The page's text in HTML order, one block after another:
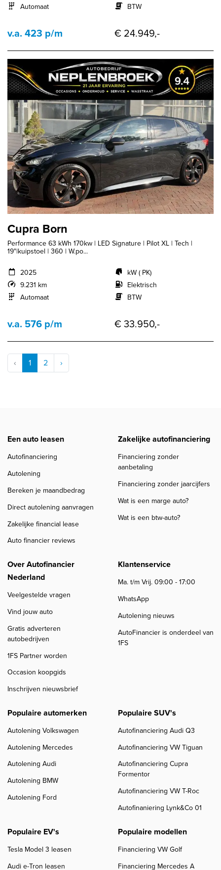
Automaat
BTW
v.a. 423 p/m € 24.949,-
Cupra Born
Performance 63 kWh 170kw | LED Signature | Pilot XL | Tech |
19"|kuipstoel | 360 | W.po...
2025
9.231 km
Automaat
kW ( PK)
Elektrisch
BTW
v.a. 576 p/m € 33.950,-
‹ 1 2 ›
Een auto leasen
Autofinanciering
Autolening
Bereken je maandbedrag
Direct autolening aanvragen
Zakelijke financial lease
Auto financier reviews
Zakelijke autofinanciering
Financiering zonder
aanbetaling
Financiering zonder jaarcijfers
Wat is een marge auto?
Wat is een btw-auto?
Over Autofinancier
Nederland
Veelgestelde vragen
Vind jouw auto
Gratis adverteren
autobedrijven
1FS Partner worden
Occasion koopgids
Inschrijven nieuwsbrief
Klantenservice
Ma. t/m Vrij. 09:00 - 17:00
WhatsApp
Autolening nieuws
AutoFinancier is onderdeel van
1FS
Populaire automerken
Autolening Volkswagen
Autolening Mercedes
Autolening Audi
Autolening BMW
Autolening Ford
Populaire SUV's
Autofinanciering Audi Q3
Autofinanciering VW Tiguan
Autofinanciering Cupra
Formentor
Autofinanciering VW T-Roc
Autofinaniering Lynk&Co 01
Populaire EV's
Tesla Model 3 leasen
Audi e-Tron leasen
Populaire modellen
Financiering VW Golf
Financiering Mercedes A